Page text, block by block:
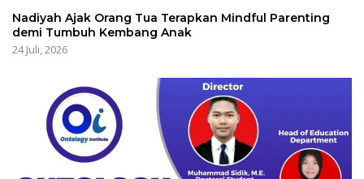
Nadiyah Ajak Orang Tua Terapkan Mindful Parenting
demi Tumbuh Kembang Anak
24 Juli, 2026